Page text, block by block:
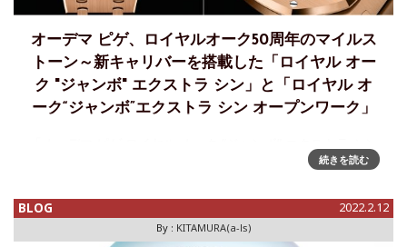
オーデマ ピゲ、ロイヤルオーク50周年のマイルス
トーン～新キャリバーを搭載した「ロイヤル オー
ク "ジャンボ" エクストラ シン」と「ロイヤル オ
ーク“ジャンボ”エクストラ シン オープンワーク」
の新ムーブメント 7121を読む」 より続きます50周年を迎え
を支えてきた薄型キャリバー212
続きを読む
BLOG 2022.2.12
By : KITAMURA(a-ls)